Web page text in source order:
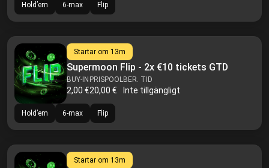
Hold’em 6-max Flip
Startar om 13m
Supermoon Flip - 2x €10 tickets GTD
BUY-IN
2,00 €
PRISPOOL
20,00 €
BER. TID
Inte tillgängligt
Hold’em 6-max Flip
Startar om 13m